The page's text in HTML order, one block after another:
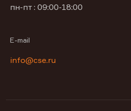
пн-пт : 09:00-18:00
E-mail
info@cse.ru